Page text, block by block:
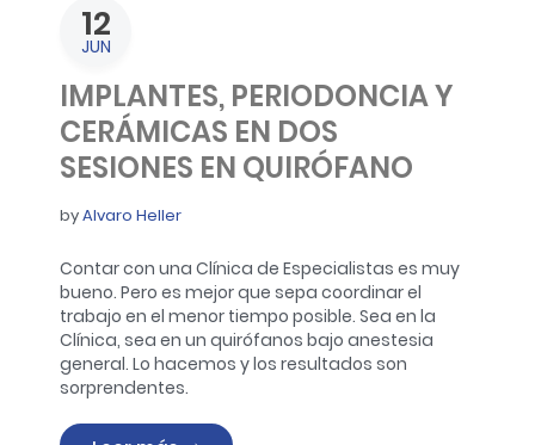
12
JUN
IMPLANTES, PERIODONCIA Y
CERÁMICAS EN DOS
SESIONES EN QUIRÓFANO
byAlvaro Heller
Contar con una Clínica de Especialistas es muy
bueno. Pero es mejor que sepa coordinar el
trabajo en el menor tiempo posible. Sea en la
Clínica, sea en un quirófanos bajo anestesia
general. Lo hacemos y los resultados son
sorprendentes.